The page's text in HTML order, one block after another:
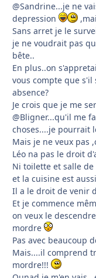
@Sandrine...je ne
depression
Sans arret je le
je ne voudrait pas
bête..
En plus..on
vous compte que
absence?
Je crois que je me
@Bligner...qu'il me
choses....je pourrait
Mais je ne veux pas
Léo na pas le droit
Ni toilette et salle de
et la cuisine est
Il a le droit de venir
Et je commence
on veux le
mordre
Pas avec beaucoup
Mais....il comprend
mordre!!!